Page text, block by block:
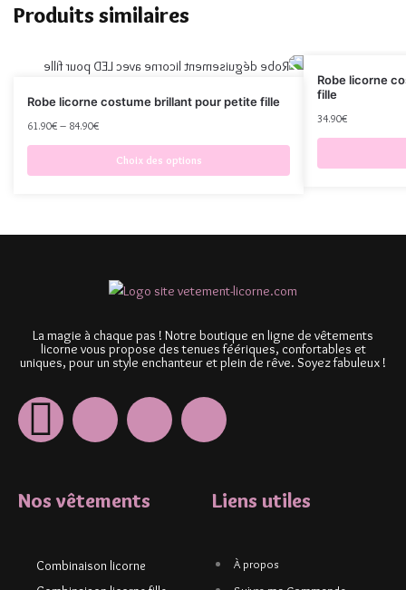
Produits similaires
Robe licorne costume brillant pour petite fille
61.90€ – 84.90€
Choix des options
Robe licorne
fille
34.90€
La magie à chaque pas ! Notre boutique en ligne de vêtements
licorne vous propose des tenues féériques, confortables et
uniques, pour un style enchanteur et plein de rêve. Soyez fabuleux !
Nos vêtements
Combinaison licorne
Liens utiles
À propos